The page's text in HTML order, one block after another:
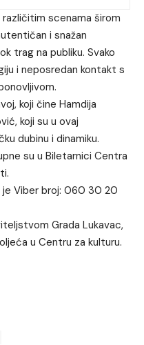
različitim scenama širom
i snažan
trag na publiku. Svako
i neposredan kontakt s
koji čine Hamdija
koji su u ovaj
dubinu i dinamiku.
su u Biletarnici Centra
Viber broj: 060 30 20
Grada Lukavac,
u Centru za kulturu.